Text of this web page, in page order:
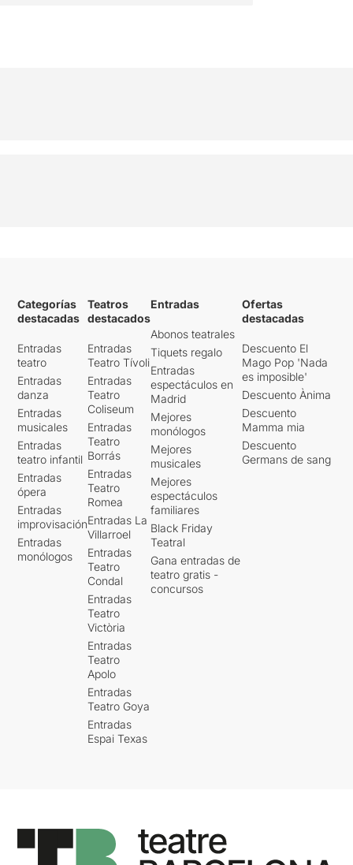
Categorías
destacadas
Entradas
teatro
Entradas
danza
Entradas
musicales
Entradas
teatro infantil
Entradas
ópera
Entradas
improvisación
Entradas
monólogos
Teatros
destacados
Entradas
Teatro Tívoli
Entradas
Teatro
Coliseum
Entradas
Teatro
Borrás
Entradas
Teatro
Romea
Entradas La
Villarroel
Entradas
Teatro
Condal
Entradas
Teatro
Victòria
Entradas
Teatro
Apolo
Entradas
Teatro Goya
Entradas
Espai Texas
Entradas
Abonos teatrales
Tiquets regalo
Entradas
espectáculos en
Madrid
Mejores
monólogos
Mejores
musicales
Mejores
espectáculos
familiares
Black Friday
Teatral
Gana entradas de
teatro gratis -
concursos
Ofertas
destacadas
Descuento El
Mago Pop 'Nada
es imposible'
Descuento Ànima
Descuento
Mamma mia
Descuento
Germans de sang